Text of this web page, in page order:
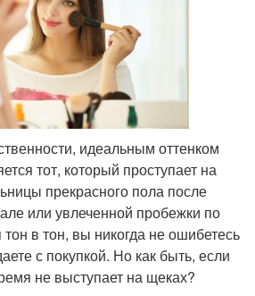
идеальным оттенком
тот, который проступает на
прекрасного пола после
или увлеченной пробежки по
в тон, вы никогда не ошибетесь
с покупкой. Но как быть, если
не выступает на щеках?